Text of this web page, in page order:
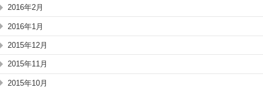
2016年2月
2016年1月
2015年12月
2015年11月
2015年10月